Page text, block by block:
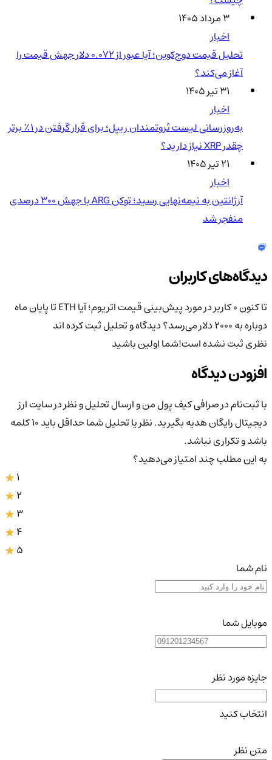
۳ مرداد ۱۴۰۵
اخبار
تحلیل قیمت دوج‌کوین؛ آیا عبور از ۰.۰۷۲ دلار جهش قیمت را
آغاز می‌کند؟
۳۱ تیر ۱۴۰۵
اخبار
به‌روزرسانی لیست ثروتمندان ریپل؛ برای قرار گرفتن در ۱٪ برتر
چقدر XRP نیاز دارید؟
۲۱ تیر ۱۴۰۵
اخبار
آرژانتین به نیمه‌نهایی رسید؛ توکن ARG با جهش ۳۰۰ درصدی
منفجر شد
دیدگاه‌های کاربران
تا کنون 0 کاربر در مورد
پیش‌بینی قیمت اتریوم؛ آیا ETH تا پایان ماه
دوباره به ۲۰۰۰ دلار می‌رسد؟
دیدگاه و تحلیل ثبت کرده اند
نظری ثبت نشده است!شما اولین باشید
افزودن دیدگاه
با ثبت‌نام در صرافی کیف پول من و ارسال تحلیل و نظر در سایت ارز
دیجیتال رایگان هدیه بگیرید. نظر یا تحلیل شما حداقل باید ۱۰ کلمه
باشد و تکراری نباشد.
به این مطلب چند امتیاز می‌دهید؟
3
4
5
نام شما
موبایل شما
جایزه مورد نظر
انتخاب کنید
متن نظر